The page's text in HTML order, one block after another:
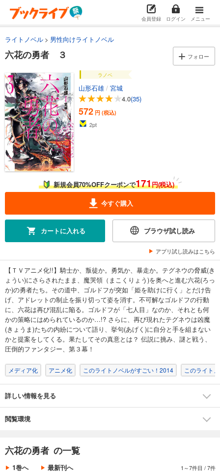
会員登録 ログイン メニュー
ライトノベル 男性向けライトノベル
六花の勇者 ３ フォロー
ラノベ
山形石雄 / 宮城
4.0(35)
572 円 (税込)
2pt
新規会員70%OFFクーポンで171円(税込)
今すぐ購入
カートに入れる ブラウザ試し読み
アプリ試し読みはこちら
【ＴＶアニメ化!!】騎士か、叛徒か。勇気か、暴走か。テグネウの脅威(き
ょうい)にさらされたまま、魔哭領（まこくりょう)を奥へと進む六花(ろっ
か)の勇者たち。その道中、ゴルドフが突如「姫を助けに行く」とだけ告
げ、アドレットの制止を振り切って姿を消す。不可解なゴルドフの行動
に、六花は再び混乱に陥る。ゴルドフが「七人目」なのか、それとも何
かの策略にはめられているのか…!? さらに、再び現れたテグネウは凶魔
(きょうま)たちの内紛について語り、挙句(あげく)に自分と手を組まない
かと提案をしてくる。果たしてその真意とは？ 伝説に挑み、謎と戦う、
圧倒的ファンタジー、第３幕！
メディア化 アニメ化 このライトノベルがすごい！2014 このライト
詳しい情報を見る
閲覧環境
六花の勇者 の一覧
1巻へ 最新刊へ 1～7件目 /7件